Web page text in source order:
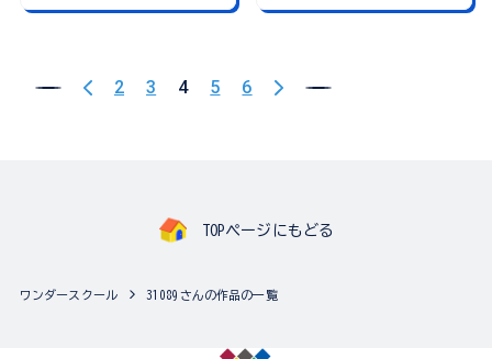
2 3 4 5 6
TOPページにもどる
ワンダースクール 31089さんの作品の一覧